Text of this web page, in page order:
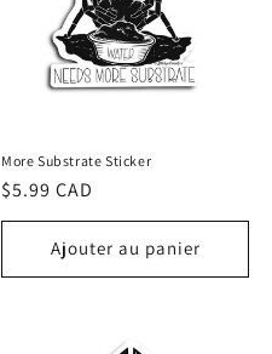
More Substrate Sticker
Prix
habituel
$5.99 CAD
Ajouter au panier